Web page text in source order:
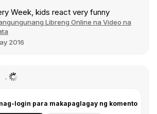
Week, kids react very funny
Libreng Online na Video na
2016
login para makapaglagay ng komento